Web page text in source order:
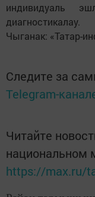
индивидуаль
диагностикалау.
Чыганак: «Татар-
Следите за
Telegram-
Читайте
национальном
https://max.ru/